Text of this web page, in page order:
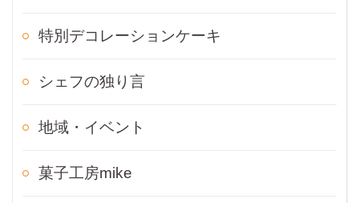
特別デコレーションケーキ
シェフの独り言
地域・イベント
菓子工房mike